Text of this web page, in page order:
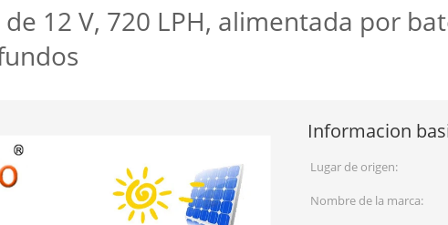
12 V, 720 LPH, alimentada por
Informacion
Lugar de origen:
Nombre de la marca: